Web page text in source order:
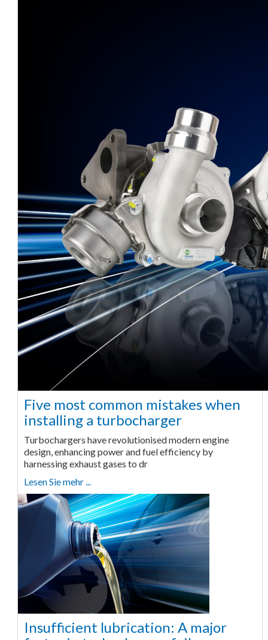
Five most common mistakes when
installing a turbocharger
Turbochargers have revolutionised modern engine
design, enhancing power and fuel efficiency by
harnessing exhaust gases to dr
Lesen Sie mehr ...
Insufficient lubrication: A major